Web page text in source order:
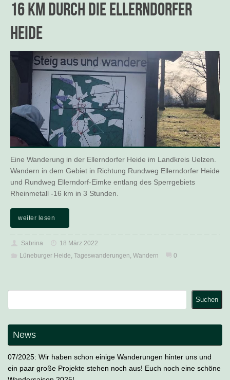
16 km durch die Ellerndorfer
Heide
Eine Wanderung in der Ellerndorfer Heide im Landkreis Uelzen.
Wandern in dem Gebiet in Richtung Rundweg Ellerndorfer Heide
und Rundweg Ellerndorf-Eimke entlang des Sperrgebiets
Rheinmetall -16 km in 3 Stunden.
weiter lesen
Sabrina
18 März 2022
Lüneburger Heide Tageswanderungen Wandern 0
Suchen
News
07/2025: Wir haben schon einige Wanderungen hinter uns und
ein paar große Projekte stehen noch aus! Euch noch eine schöne